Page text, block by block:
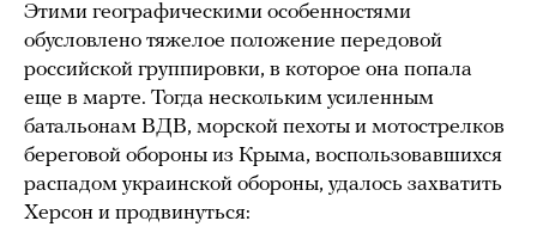
Этими географическими особенностями
обусловлено тяжелое положение передовой
российской группировки, в которое она попала
еще в марте. Тогда нескольким усиленным
батальонам ВДВ, морской пехоты и мотострелков
береговой обороны из Крыма, воспользовавшихся
распадом украинской обороны, удалось захватить
Херсон и продвинуться: